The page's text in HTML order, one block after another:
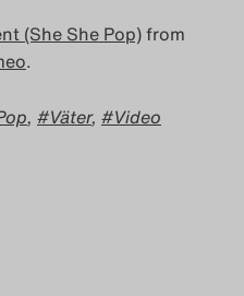
Blog
Blog
Blog
(She She Pop)from
.
, Väter, Video